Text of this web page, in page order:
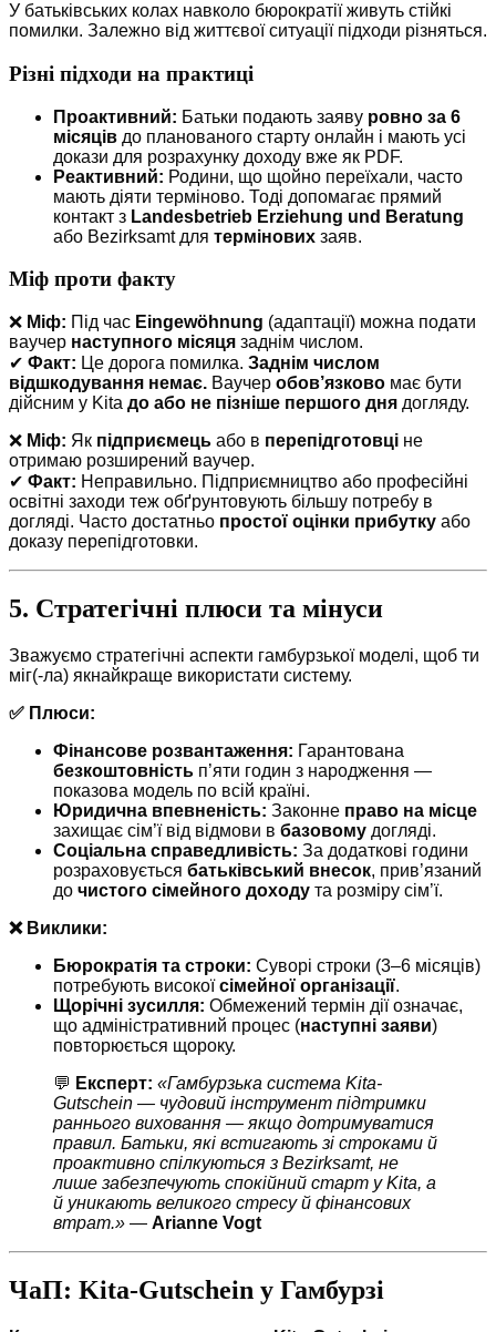
У батьківських колах навколо бюрократії живуть стійкі
помилки. Залежно від життєвої ситуації підходи різняться.
Різні підходи на практиці
Проактивний: Батьки подають заяву ровно за 6
місяців до планованого старту онлайн і мають усі
докази для розрахунку доходу вже як PDF.
Реактивний: Родини, що щойно переїхали, часто
мають діяти терміново. Тоді допомагає прямий
контакт з Landesbetrieb Erziehung und Beratung
або Bezirksamt для термінових заяв.
Міф проти факту
❌ Міф: Під час Eingewöhnung (адаптації) можна подати
ваучер наступного місяця заднім числом.
✔ Факт: Це дорога помилка. Заднім числом
відшкодування немає. Ваучер обов’язково має бути
дійсним у Kita до або не пізніше першого дня догляду.
❌ Міф: Як підприємець або в перепідготовці не
отримаю розширений ваучер.
✔ Факт: Неправильно. Підприємництво або професійні
освітні заходи теж обґрунтовують більшу потребу в
догляді. Часто достатньо простої оцінки прибутку або
доказу перепідготовки.
5. Стратегічні плюси та мінуси
Зважуємо стратегічні аспекти гамбурзької моделі, щоб ти
міг(-ла) якнайкраще використати систему.
✅ Плюси:
Фінансове розвантаження: Гарантована
безкоштовність п’яти годин з народження —
показова модель по всій країні.
Юридична впевненість: Законне право на місце
захищає сім’ї від відмови в базовому догляді.
Соціальна справедливість: За додаткові години
розраховується батьківський внесок, прив’язаний
до чистого сімейного доходу та розміру сім’ї.
❌ Виклики:
Бюрократія та строки: Суворі строки (3–6 місяців)
потребують високоїсімейної організації.
Щорічні зусилля: Обмежений термін дії означає,
що адміністративний процес (наступні заяви)
повторюється щороку.
💬 Експерт: «Гамбурзька система Kita-
Gutschein — чудовий інструмент підтримки
раннього виховання — якщо дотримуватися
правил. Батьки, які встигають зі строками й
проактивно спілкуються з Bezirksamt, не
лише забезпечують спокійний старт у Kita, а
й уникають великого стресу й фінансових
втрат.» — Arianne Vogt
ЧаП: Kita-Gutschein у Гамбурзі